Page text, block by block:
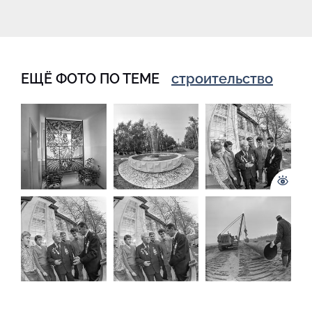
ЕЩЁ ФОТО ПО ТЕМЕ строительство